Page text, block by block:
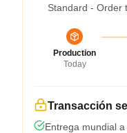
Standard - Order
Production
Today
Transacción
Entrega mundial